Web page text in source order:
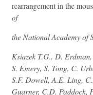
rearrangement in the
of
the National Academy of
Ksiazek T.G., D.
S. Emery, S. Tong, C.
S.F. Dowell, A.E. Ling,
Guarner, C.D. Paddock,